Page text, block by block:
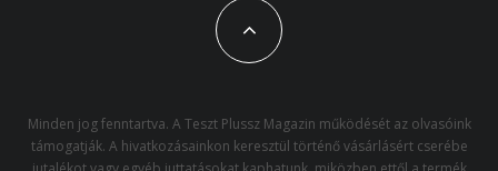
Minden jog fenntartva. A Teszt Plussz Magazin működését az olvasóink
támogatják. A hivatkozásainkon keresztül történő vásárlásért cserébe